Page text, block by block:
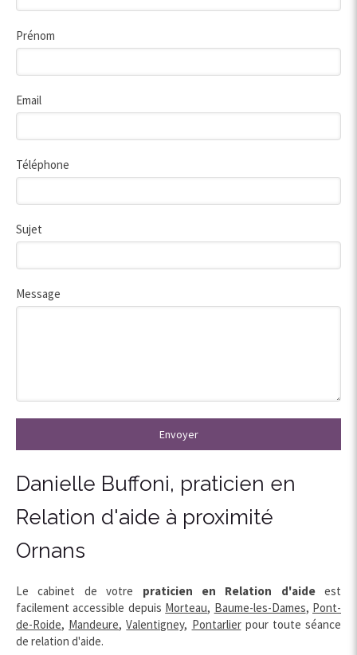
Prénom
Email
Téléphone
Sujet
Message
Envoyer
Danielle Buffoni, praticien en
Relation d'aide à proximité
Ornans
Le cabinet de votre praticien en Relation d'aideest
facilement accessible depuis Morteau, Baume-les-Dames, Pont-
de-Roide, Mandeure,Valentigney, Pontarlierpour toute séance
de relation d'aide.